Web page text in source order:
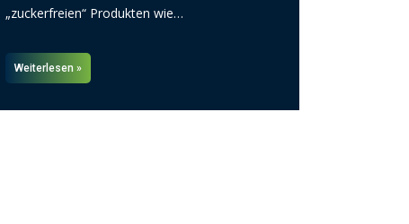
„zuckerfreien“ Produkten wie…
Weiterlesen »